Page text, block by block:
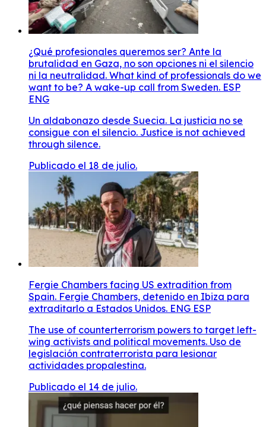
¿Qué profesionales queremos ser? Ante la
brutalidad en Gaza, no son opciones ni el silencio
ni la neutralidad. What kind of professionals do we
want to be? A wake-up call from Sweden. ESP
ENG
Un aldabonazo desde Suecia. La justicia no se
consigue con el silencio. Justice is not achieved
through silence.
Publicado el 18 de julio.
Fergie Chambers facing US extradition from
Spain. Fergie Chambers, detenido en Ibiza para
extraditarlo a Estados Unidos. ENG ESP
The use of counterterrorism powers to target left-
wing activists and political movements. Uso de
legislación contraterrorista para lesionar
actividades propalestina.
Publicado el 14 de julio.